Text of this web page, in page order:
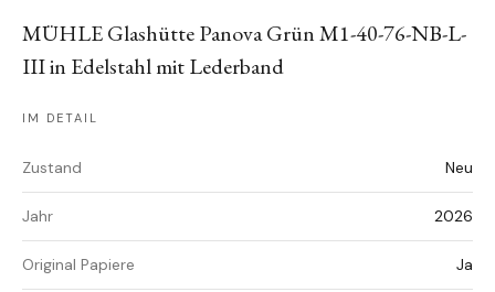
MÜHLE Glashütte Panova Grün M1-40-76-NB-L-
III in Edelstahl mit Lederband
IM DETAIL
Zustand Neu
Jahr 2026
Original Papiere Ja